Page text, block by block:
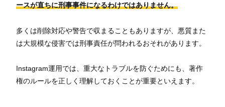
ースが直ちに刑事事件になるわけではありません。
多くは削除対応や警告で収まることもありますが、悪質また
は大規模な侵害では刑事責任が問われるおそれがあります。
Instagram運用では、重大なトラブルを防ぐためにも、著作
権のルールを正しく理解しておくことが重要といえます。